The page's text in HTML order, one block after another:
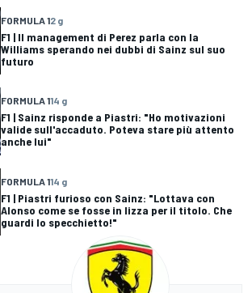
FORMULA 12 g
F1 | Il management di Perez parla con la
Williams sperando nei dubbi di Sainz sul suo
futuro
FORMULA 114 g
F1 | Sainz risponde a Piastri: "Ho motivazioni
valide sull'accaduto. Poteva stare più attento
anche lui"
FORMULA 114 g
F1 | Piastri furioso con Sainz: "Lottava con
Alonso come se fosse in lizza per il titolo. Che
guardi lo specchietto!"